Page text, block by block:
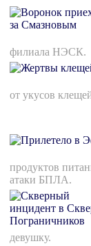
филиала НЭСК.
от укусов
продуктов
атаки БПЛА.
девушку.